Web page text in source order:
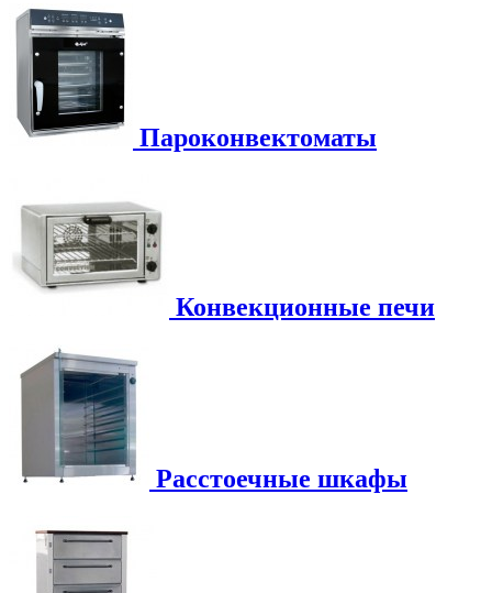
Пароконвектоматы
Конвекционные печи
Расстоечные шкафы